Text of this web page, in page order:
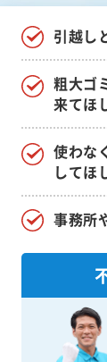
引越し
使わな
してほ
粗大ゴ
来てほ
事務所